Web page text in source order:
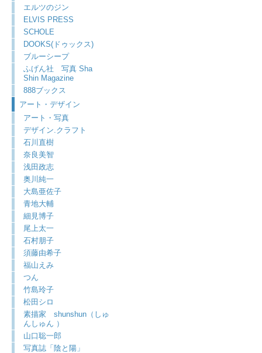
エルツのジン
ELVIS PRESS
SCHOLE
DOOKS(ドゥックス)
ブルーシープ
ふげん社 写真 Sha
Shin Magazine
888ブックス
アート・デザイン
アート・写真
デザイン.クラフト
石川直樹
奈良美智
浅田政志
奥川純一
大島亜佐子
青地大輔
細見博子
尾上太一
石村朋子
須藤由希子
福山えみ
つん
竹島玲子
松田シロ
素描家 shunshun（しゅ
んしゅん ）
山口聡一郎
写真誌「陰と陽」